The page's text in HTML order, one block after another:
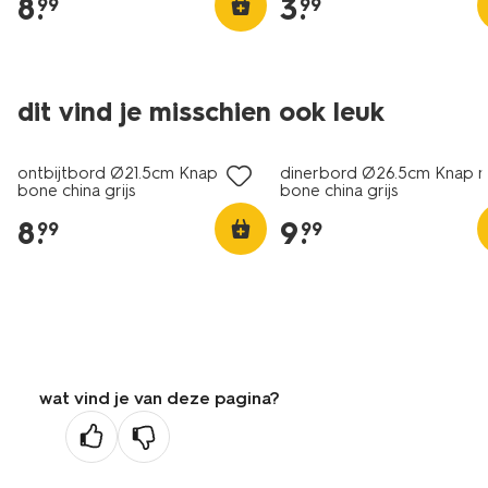
8.
99 3.
99
dit vind je misschien ook leuk
2+1 gratis
ontbijtbord Ø21.5cm Knap new
bone china grijs
8.
99
2+1 gratis
dinerbord Ø26.5cm Knap
bone china grijs
9.
99
wat vind je van deze pagina?